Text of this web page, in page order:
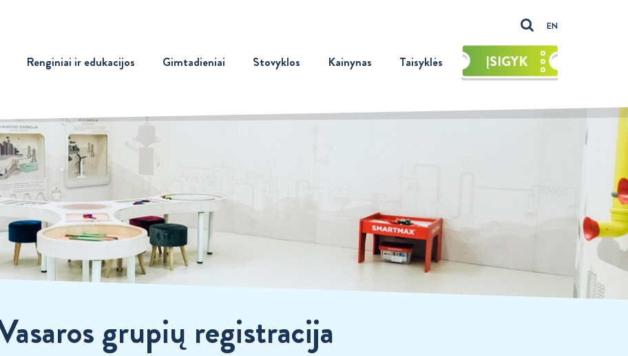
EN
Renginiai ir edukacijos Gimtadieniai Stovyklos Kainynas Taisyklės ĮSIGYK
grupių registracija